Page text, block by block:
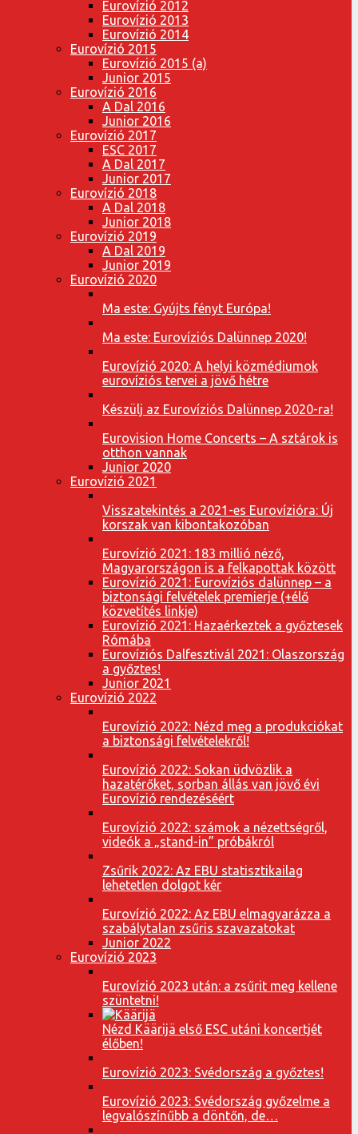
Eurovízió 2012
Eurovízió 2013
Eurovízió 2014
Eurovízió 2015
Eurovízió 2015 (a)
Junior 2015
Eurovízió 2016
A Dal 2016
Junior 2016
Eurovízió 2017
ESC 2017
A Dal 2017
Junior 2017
Eurovízió 2018
A Dal 2018
Junior 2018
Eurovízió 2019
A Dal 2019
Junior 2019
Eurovízió 2020
Ma este: Gyújts fényt Európa!
Ma este: Eurovíziós Dalünnep 2020!
Eurovízió 2020: A helyi közmédiumok
eurovíziós tervei a jövő hétre
Készülj az Eurovíziós Dalünnep 2020-ra!
Eurovision Home Concerts – A sztárok is
otthon vannak
Junior 2020
Eurovízió 2021
Visszatekintés a 2021-es Eurovízióra: Új
korszak van kibontakozóban
Eurovízió 2021: 183 millió néző,
Magyarországon is a felkapottak között
Eurovízió 2021: Eurovíziós dalünnep – a
biztonsági felvételek premierje (+élő
közvetítés linkje)
Eurovízió 2021: Hazaérkeztek a győztesek
Rómába
Eurovíziós Dalfesztivál 2021: Olaszország
a győztes!
Junior 2021
Eurovízió 2022
Eurovízió 2022: Nézd meg a produkciókat
a biztonsági felvételekről!
Eurovízió 2022: Sokan üdvözlik a
hazatérőket, sorban állás van jövő évi
Eurovízió rendezéséért
Eurovízió 2022: számok a nézettségről,
videók a „stand-in” próbákról
Zsűrik 2022: Az EBU statisztikailag
lehetetlen dolgot kér
Eurovízió 2022: Az EBU elmagyarázza a
szabálytalan zsűris szavazatokat
Junior 2022
Eurovízió 2023
Eurovízió 2023 után: a zsűrit meg kellene
szüntetni!
Nézd Käärijä első ESC utáni koncertjét
élőben!
Eurovízió 2023: Svédország a győztes!
Eurovízió 2023: Svédország győzelme a
legvalószínűbb a döntőn, de…